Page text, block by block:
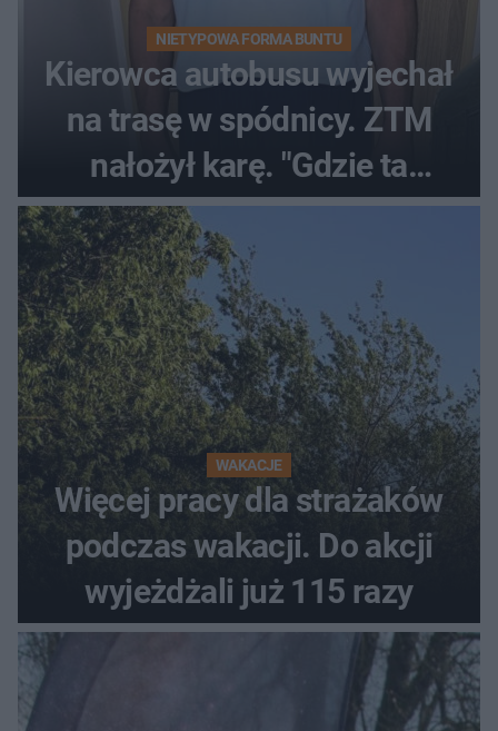
NIETYPOWA FORMA BUNTU
Kierowca autobusu wyjechał
na trasę w spódnicy. ZTM
nałożył karę. "Gdzie ta
tolerancja?"
WAKACJE
Więcej pracy dla strażaków
podczas wakacji. Do akcji
wyjeżdżali już 115 razy